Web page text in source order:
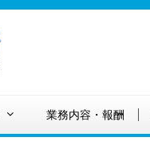
業務内容・報酬